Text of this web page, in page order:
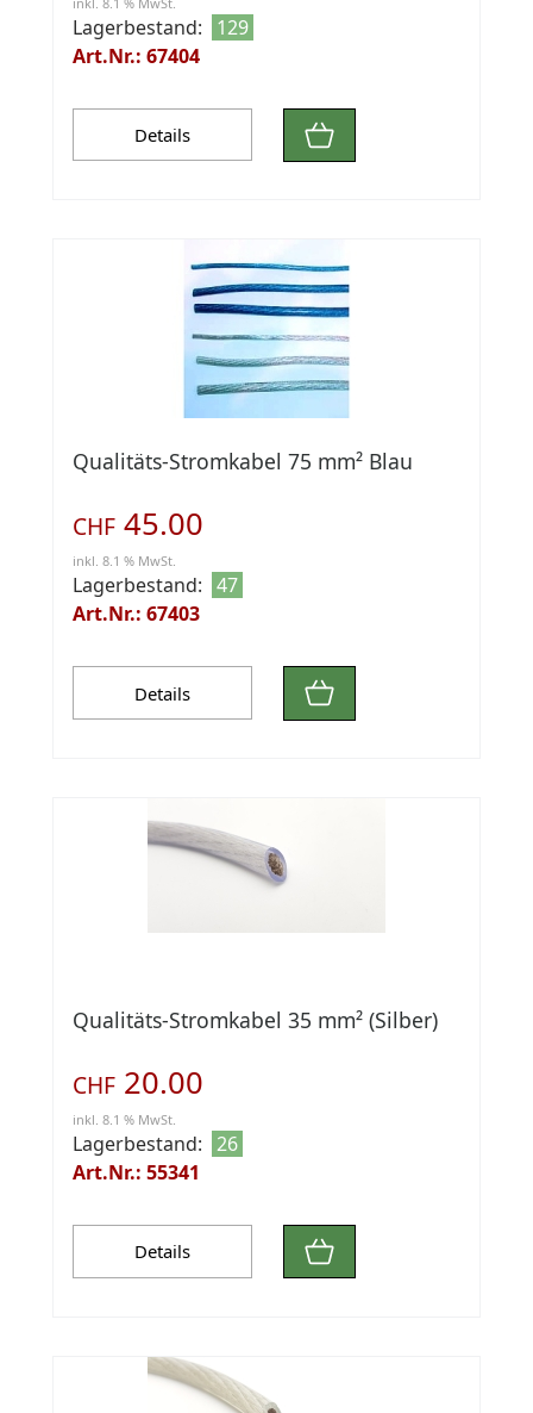
Lagerbestand:
129
Art.Nr.: 67404
Details
Qualitäts-Stromkabel 75 mm² Blau
CHF 45.00
inkl. 8.1 % MwSt.
Lagerbestand: 47
Art.Nr.: 67403
Details
Qualitäts-Stromkabel 35 mm² (Silber)
CHF 20.00
inkl. 8.1 % MwSt.
Lagerbestand: 26
Art.Nr.: 55341
Details